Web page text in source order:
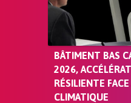
BÂTIMENT BAS
2026,
RÉSILIENTE
CLIMATIQUE